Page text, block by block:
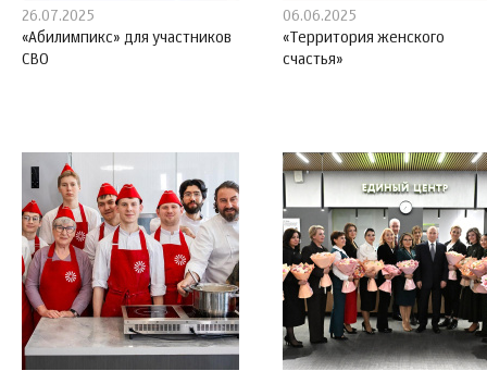
26.07.2025
«Абилимпикс» для участников
СВО
06.06.2025
«Территория женского
счастья»